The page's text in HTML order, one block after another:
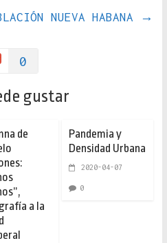
NUEVA HABANA →
0
gustar
de
a la
Pandemia y
Densidad Urbana
2020-04-07
0